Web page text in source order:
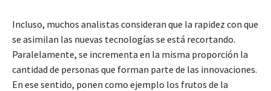
Incluso, muchos analistas consideran que la rapidez con que
se asimilan las nuevas tecnologías se está recortando.
Paralelamente, se incrementa en la misma proporción la
cantidad de personas que forman parte de las innovaciones.
En ese sentido, ponen como ejemplo los frutos de la